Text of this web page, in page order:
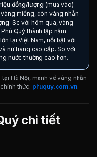
đồng/lượng (mua vào)
miếng, còn vàng nhẫn
. So với hôm qua, vàng
Phú Quý thành lập năm
tại Việt Nam, nổi bật với
nữ trang cao cấp. So với
nước thường cao hơn.
Hà Nội, mạnh về vàng nhẫn
thức: phuquy.com.vn.
chi tiết